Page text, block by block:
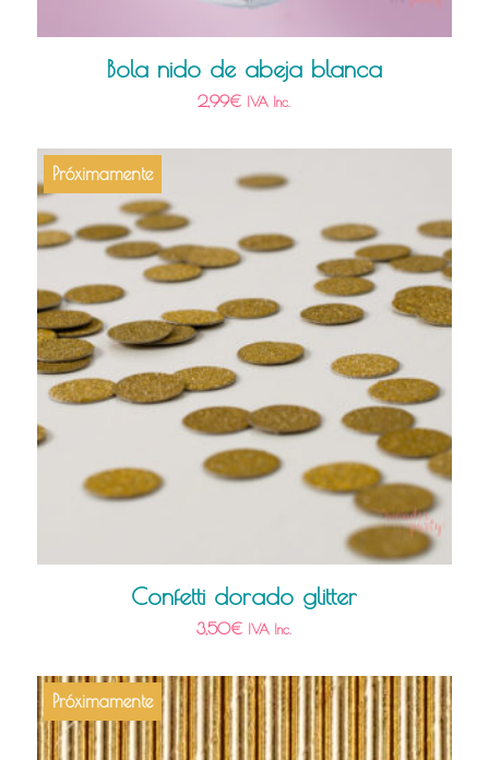
Bola nido de abeja blanca
2,99€ IVA Inc.
Próximamente
Confetti dorado glitter
3,50€ IVA Inc.
Próximamente